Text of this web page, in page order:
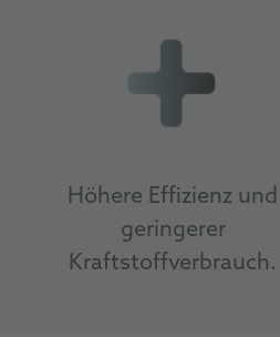
Höhere Effizienz und
geringerer
Kraftstoffverbrauch.